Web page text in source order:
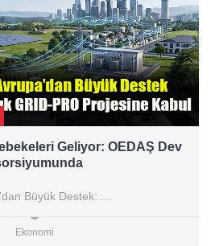
Geliyor: OEDAŞ Dev
Büyük Destek: ...
Ekonomi